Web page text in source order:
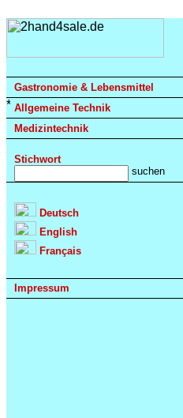
Gastronomie & Lebensmittel
Allgemeine Technik
Medizintechnik
Stichwort
Deutsch
English
Français
Impressum